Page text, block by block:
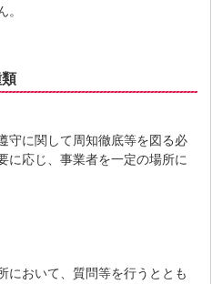
。
に関して周知徹底等を図る必
に応じ、事業者を一定の場所に
いて、質問等を行うととも